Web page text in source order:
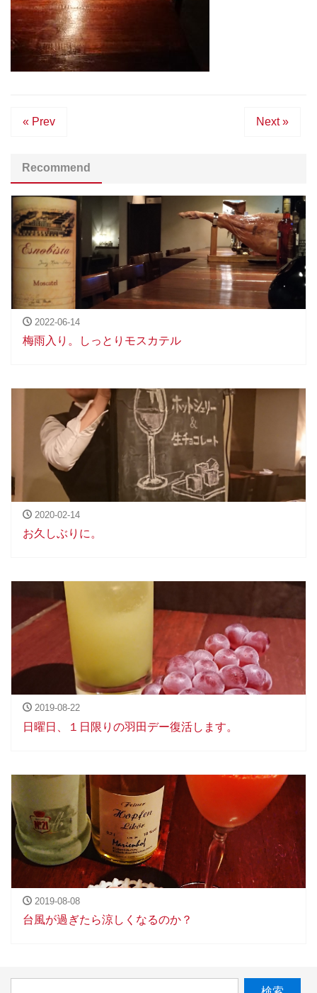
« Prev Next »
Recommend
2022-06-14
梅雨入り。しっとりモスカテル
2020-02-14
お久しぶりに。
2019-08-22
日曜日、１日限りの羽田デー復活します。
2019-08-08
台風が過ぎたら涼しくなるのか？